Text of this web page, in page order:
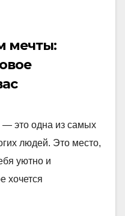
мечты:
— это одна из самых
людей. Это место,
уютно и
хочется